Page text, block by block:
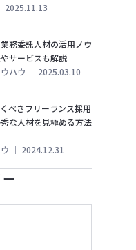
2025.11.13
務委託人材の活用ノウ
サービスも解説
ハウ ｜ 2025.03.10
べきフリーランス採用
な人材を見極める方法
｜ 2024.12.31